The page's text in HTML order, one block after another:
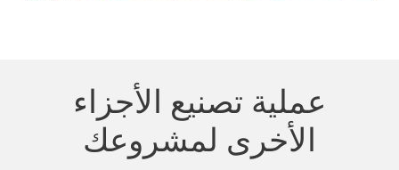
عملية تصنيع الأجزاء
الأخرى لمشروعك